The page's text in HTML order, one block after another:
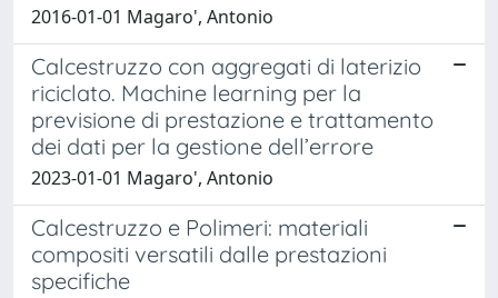
2016-01-01 Magaro', Antonio
Calcestruzzo con aggregati di laterizio
riciclato. Machine learning per la
previsione di prestazione e trattamento
dei dati per la gestione dell’errore
2023-01-01 Magaro', Antonio
Calcestruzzo e Polimeri: materiali
compositi versatili dalle prestazioni
specifiche